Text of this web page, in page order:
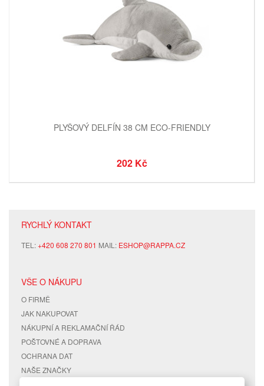
PLYŠOVÝ DELFÍN 38 CM ECO-FRIENDLY
202 Kč
RYCHLÝ KONTAKT
TEL:+420 608 270 801 MAIL: ESHOP@RAPPA.CZ
VŠE O NÁKUPU
O FIRMĚ
JAK NAKUPOVAT
NÁKUPNÍ A REKLAMAČNÍ ŘÁD
POŠTOVNÉ A DOPRAVA
OCHRANA DAT
NAŠE ZNAČKY